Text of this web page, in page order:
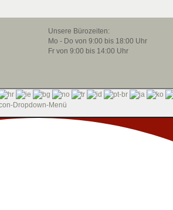
Unsere Bürozeiten:
Mo - Do von 9:00 bis 18:00 Uhr
Fr von 9:00 bis 14:00 Uhr